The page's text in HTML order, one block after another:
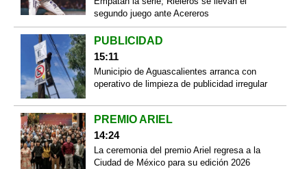
segundo juego ante Acereros
PUBLICIDAD
15:11
Municipio de Aguascalientes arranca con
operativo de limpieza de publicidad irregular
PREMIO ARIEL
14:24
La ceremonia del premio Ariel regresa a la
Ciudad de México para su edición 2026